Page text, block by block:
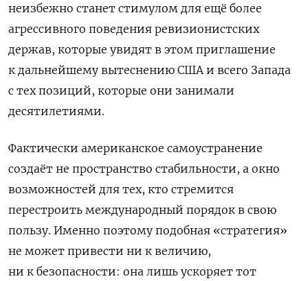
неизбежно станет стимулом для ещё более
агрессивного поведения ревизионистских
держав, которые увидят в этом приглашение
к дальнейшему вытеснению США и всего Запада
с тех позиций, которые они занимали
десятилетиями.
Фактически американское самоустранение
создаёт не пространство стабильности, а окно
возможностей для тех, кто стремится
перестроить международный порядок в свою
пользу. Именно поэтому подобная «стратегия»
не может привести ни к величию,
ни к безопасности: она лишь ускоряет тот